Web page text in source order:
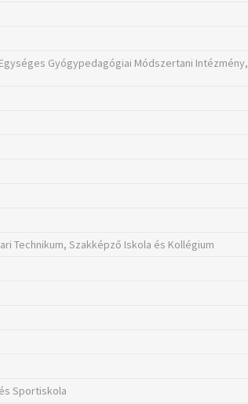
Gyógypedagógiai Módszertani Intézmény,
Technikum, Szakképző Iskola és Kollégium
Sportiskola